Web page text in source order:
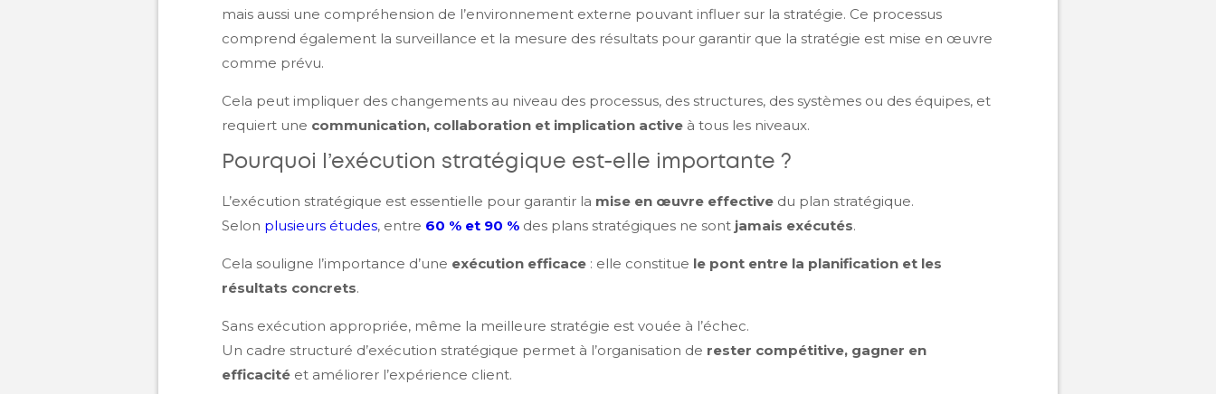
mais aussi une compréhension de l’environnement externe pouvant influer sur la stratégie. Ce processus
comprend également la surveillance et la mesure des résultats pour garantir que la stratégie est mise en œuvre
comme prévu.
Cela peut impliquer des changements au niveau des processus, des structures, des systèmes ou des équipes, et
requiert une communication, collaboration et implication active à tous les niveaux.
Pourquoi l’exécution stratégique est-elle importante ?
L’exécution stratégique est essentielle pour garantir la mise en œuvre effective du plan stratégique.
Selon plusieurs études, entre 60 % et 90 % des plans stratégiques ne sont jamais exécutés.
Cela souligne l’importance d’une exécution efficace : elle constitue le pont entre la planification et les
résultats concrets.
Sans exécution appropriée, même la meilleure stratégie est vouée à l’échec.
Un cadre structuré d’exécution stratégique permet à l’organisation de rester compétitive, gagner en
efficacité et améliorer l’expérience client.